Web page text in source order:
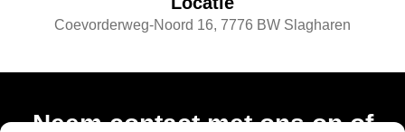
Coevorderweg-Noord 16, 7776 BW Slagharen
Neem contact met ons op of